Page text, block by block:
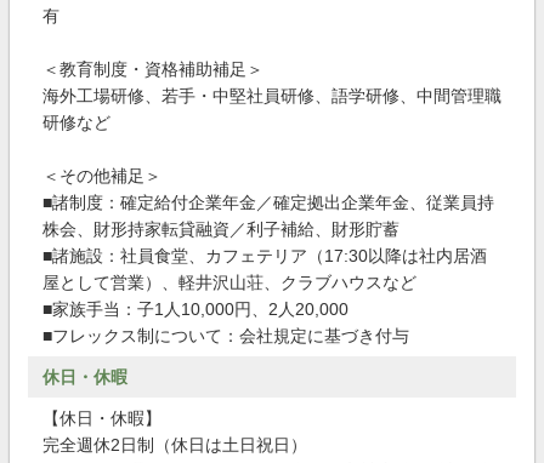
有
＜教育制度・資格補助補足＞
海外工場研修、若手・中堅社員研修、語学研修、中間管理職
研修など
＜その他補足＞
■諸制度：確定給付企業年金／確定拠出企業年金、従業員持
株会、財形持家転貸融資／利子補給、財形貯蓄
■諸施設：社員食堂、カフェテリア（17:30以降は社内居酒
屋として営業）、軽井沢山荘、クラブハウスなど
■家族手当：子1人10,000円、2人20,000
■フレックス制について：会社規定に基づき付与
休日・休暇
【休日・休暇】
完全週休2日制（休日は土日祝日）